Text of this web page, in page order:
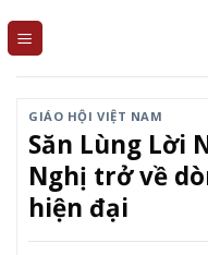
GIÁO HỘI VIỆT NAM
Săn Lùng Lời
Nghị trở về
hiện đại